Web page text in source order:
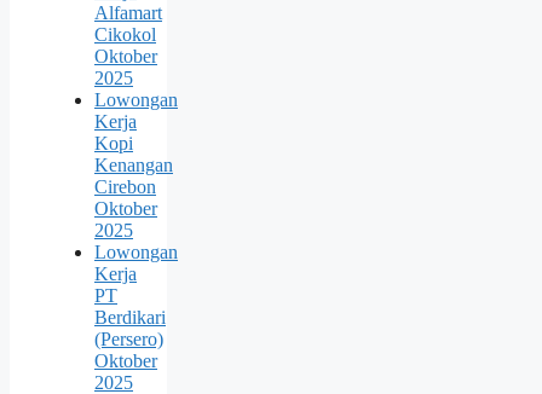
Alfamart
Cikokol
Oktober
2025
Lowongan
Kerja
Kopi
Kenangan
Cirebon
Oktober
2025
Lowongan
Kerja
PT
Berdikari
(Persero)
Oktober
2025